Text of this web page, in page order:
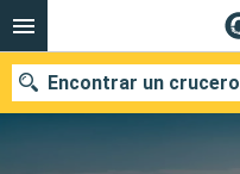
Encontrar un crucero